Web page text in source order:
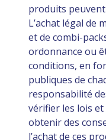
produits
L’achat légal de
et de combi-
ordonnance ou
conditions, en
publiques de
responsabilité
vérifier les lois
obtenir des
l’achat de ces